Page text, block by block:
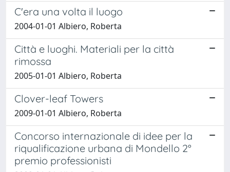
C'era una volta il luogo
2004-01-01 Albiero, Roberta
Città e luoghi. Materiali per la città
rimossa
2005-01-01 Albiero, Roberta
Clover-leaf Towers
2009-01-01 Albiero, Roberta
Concorso internazionale di idee per la
riqualificazione urbana di Mondello 2°
premio professionisti